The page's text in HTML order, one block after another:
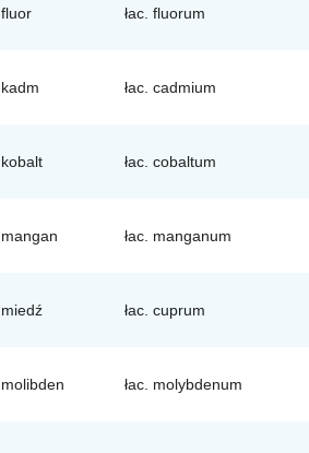
fluor łac. fluorum
kadm łac. cadmium
kobalt łac. cobaltum
mangan łac. manganum
miedź łac. cuprum
molibden łac. molybdenum